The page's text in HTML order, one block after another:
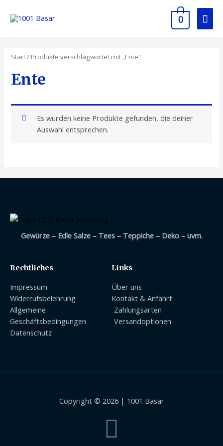
0
Start/ Produkte verschlagwortet mit „Ente“
Ente
Es wurden keine Produkte gefunden, die deiner
Auswahl entsprechen.
Gewürze – Edle Salze – Tees – Teppiche – Deko – uvm.
Rechtliches
Impressum
Widerrufsbelehrung
Allgemeine
Geschäftsbedingungen
Datenschutz
Links
Über uns
Kontakt & Anfahrt
Zahlungsarten
Versandoptionen
Copyright © 2026 | 1001 Basar